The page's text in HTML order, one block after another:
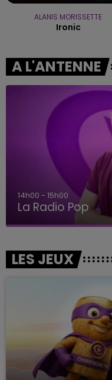
ALANIS MORISSETTE
Ironic
A L'ANTENNE
14h00 - 15h00
La Radio Pop
LES JEUX